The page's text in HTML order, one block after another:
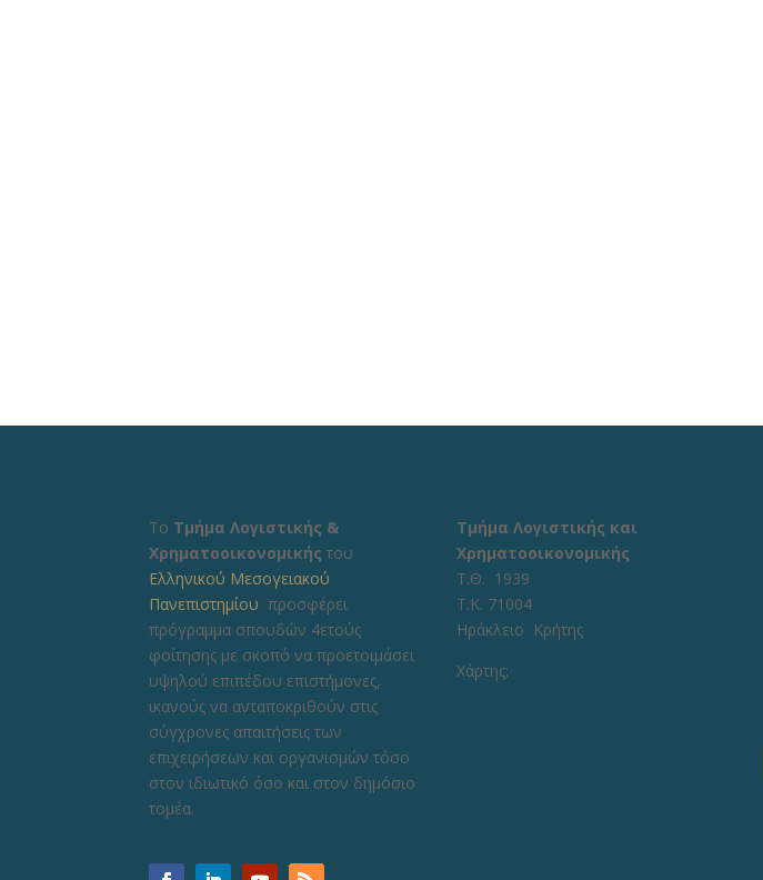
Το Τμήμα Λογιστικής &
Χρηματοοικονομικήςτου
Ελληνικού Μεσογειακού
Πανεπιστημίου προσφέρει
πρόγραμμα σπουδών 4ετούς
φοίτησης με σκοπό να προετοιμάσει
υψηλού επιπέδου επιστήμονες,
ικανούς να ανταποκριθούν στις
σύγχρονες απαιτήσεις των
επιχειρήσεων και οργανισμών τόσο
στον ιδιωτικό όσο και στον δημόσιο
τομέα.
Τμήμα Λογιστικής και
Χρηματοοικονομικής
Τ.Θ. 1939
Τ.Κ. 71004
Ηράκλειο Κρήτης
Χάρτης: